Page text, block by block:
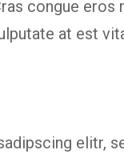
congue eros
at est
elitr,